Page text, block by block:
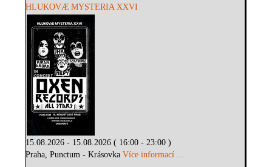
HLUKOVÆ MYSTERIA XXVI
15.08.2026 - 15.08.2026 ( 16:00 - 23:00 )
Praha, Punctum - KrásovkaVíce informací ...